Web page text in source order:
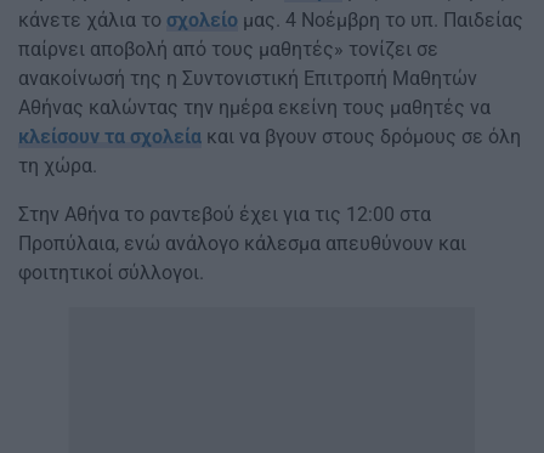
κάνετε χάλια το σχολείο μας. 4 Νοέμβρη το υπ. Παιδείας
παίρνει αποβολή από τους μαθητές» τονίζει σε
ανακοίνωσή της η Συντονιστική Επιτροπή Μαθητών
Αθήνας καλώντας την ημέρα εκείνη τους μαθητές να
κλείσουν τα σχολεία και να βγουν στους δρόμους σε όλη
τη χώρα.
Στην Αθήνα το ραντεβού έχει για τις 12:00 στα
Προπύλαια, ενώ ανάλογο κάλεσμα απευθύνουν και
φοιτητικοί σύλλογοι.